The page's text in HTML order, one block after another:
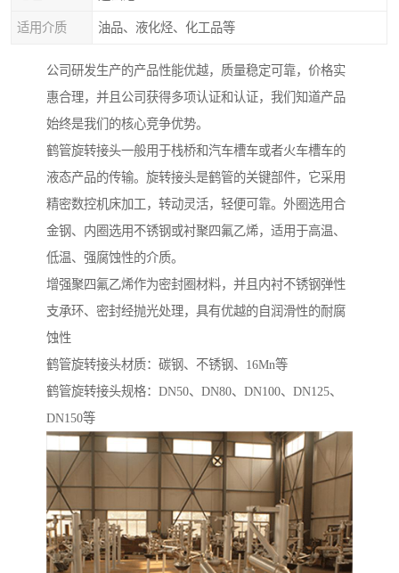
适用介质 油品、液化烃、化工品等
公司研发生产的产品性能优越，质量稳定可靠，价格实
惠合理，并且公司获得多项认证和认证，我们知道产品
始终是我们的核心竞争优势。
鹤管旋转接头一般用于栈桥和汽车槽车或者火车槽车的
液态产品的传输。旋转接头是鹤管的关键部件，它采用
精密数控机床加工，转动灵活，轻便可靠。外圈选用合
金钢、内圈选用不锈钢或衬聚四氟乙烯，适用于高温、
低温、强腐蚀性的介质。
增强聚四氟乙烯作为密封圈材料，并且内衬不锈钢弹性
支承环、密封经抛光处理，具有优越的自润滑性的耐腐
蚀性
鹤管旋转接头材质：碳钢、不锈钢、16Mn等
鹤管旋转接头规格：DN50、DN80、DN100、DN125、
DN150等